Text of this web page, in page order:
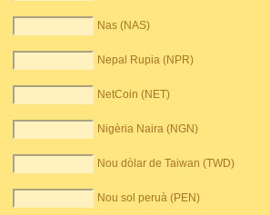
Nas (NAS)
Nepal Rupia (NPR)
NetCoin (NET)
Nigèria Naira (NGN)
Nou dòlar de Taiwan (TWD)
Nou sol peruà (PEN)